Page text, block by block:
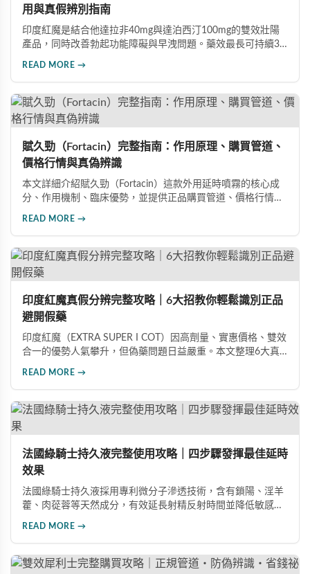
用與真假辨別指南
印度紅魔是結合他達拉非40mg與達泊西汀100mg的雙效壯陽
產品，同時改善勃起功能障礙與早洩問題。藥效最長可持續36
READ MORE →
賦久勁（Fortacin）完整指南：作用原理、購買管道、
價格行情與真偽辨識
本文詳細介紹賦久勁（Fortacin）這款外用延時噴霧的核心成
分、作用機制、臨床優勢，並提供正品購買管道、價格行情比
READ MORE →
印度紅魔真假分辨完整攻略｜6大招教你輕鬆識別正品
避開假藥
印度紅魔（EXTRA SUPER I COT）因高劑量、實惠價格、雙效
合一的優勢人氣攀升，但偽藥問題日益嚴重。本文整理6大真
READ MORE →
法國綠騎士持久液完整使用攻略｜四步驟發揮最佳延時
效果
法國綠騎士持久液採用專利微分子滲透技術，含有鎖陽、淫羊
藿、肉蓯蓉等天然成分，有效延長射精反射時間並降低敏感
READ MORE →